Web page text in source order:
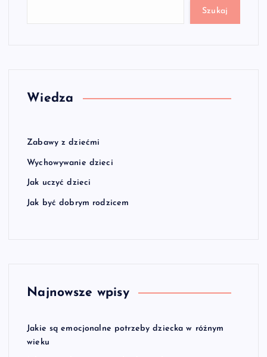
Szukaj
Wiedza
Zabawy z dziećmi
Wychowywanie dzieci
Jak uczyć dzieci
Jak być dobrym rodzicem
Najnowsze wpisy
Jakie są emocjonalne potrzeby dziecka w różnym
wieku